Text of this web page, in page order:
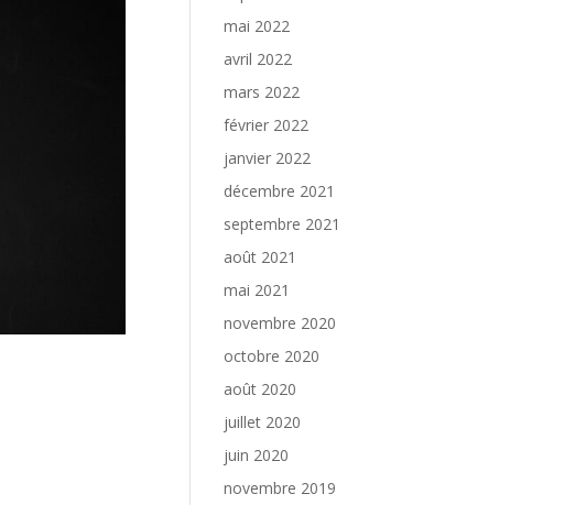
mai 2022
avril 2022
mars 2022
février 2022
janvier 2022
décembre 2021
septembre 2021
août 2021
mai 2021
novembre 2020
octobre 2020
août 2020
juillet 2020
juin 2020
novembre 2019